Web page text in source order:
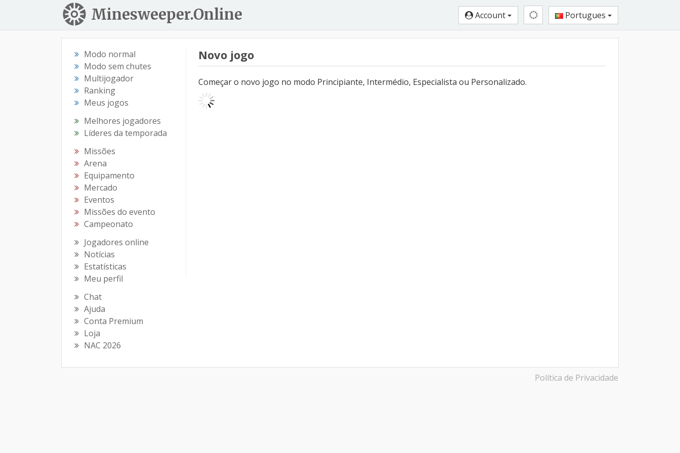
Minesweeper.Online Account Portugues
Modo normal
Modo sem chutes
Multijogador
Ranking
Meus jogos
Melhores jogadores
Líderes da temporada
Missões
Arena
Equipamento
Mercado
Eventos
Missões do evento
Campeonato
Jogadores online
Notícias
Estatísticas
Meu perfil
Chat
Ajuda
Conta Premium
Loja
NAC 2026
Novo jogo
Começar o novo jogo no modo Principiante, Intermédio, Especialista ou Personalizado.
Política de Privacidade